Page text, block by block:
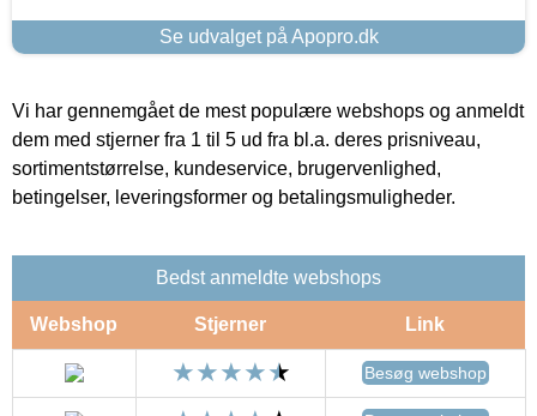
Se udvalget på Apopro.dk
Vi har gennemgået de mest populære webshops og anmeldt
dem med stjerner fra 1 til 5 ud fra bl.a. deres prisniveau,
sortimentstørrelse, kundeservice, brugervenlighed,
betingelser, leveringsformer og betalingsmuligheder.
Bedst anmeldte webshops
Webshop Stjerner Link
Besøg webshop